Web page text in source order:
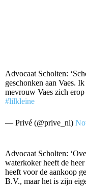
Advocaat Scholten:
geschonken aan Vaes.
mevrouw Vaes zich erop
#lilkleine
— Privé (@prive_nl)
Advocaat Scholten:
waterkoker heeft de
heeft voor de aankoop
B.V., maar het is zijn